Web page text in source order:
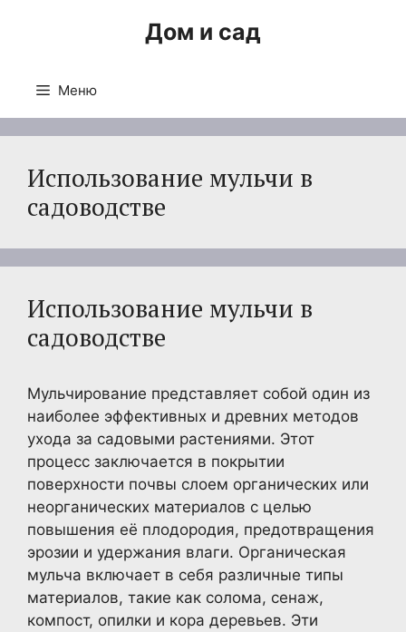
Дом и сад
Меню
Использование мульчи в
садоводстве
Использование мульчи в
садоводстве
Мульчирование представляет собой один из
наиболее эффективных и древних методов
ухода за садовыми растениями. Этот
процесс заключается в покрытии
поверхности почвы слоем органических или
неорганических материалов с целью
повышения её плодородия, предотвращения
эрозии и удержания влаги. Органическая
мульча включает в себя различные типы
материалов, такие как солома, сенаж,
компост, опилки и кора деревьев. Эти